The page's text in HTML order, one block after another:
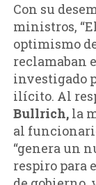
Con su
ministros,
optimismo
reclamaban
investigado
ilícito. Al
Bullrich,la
al
“genera un
respiro para